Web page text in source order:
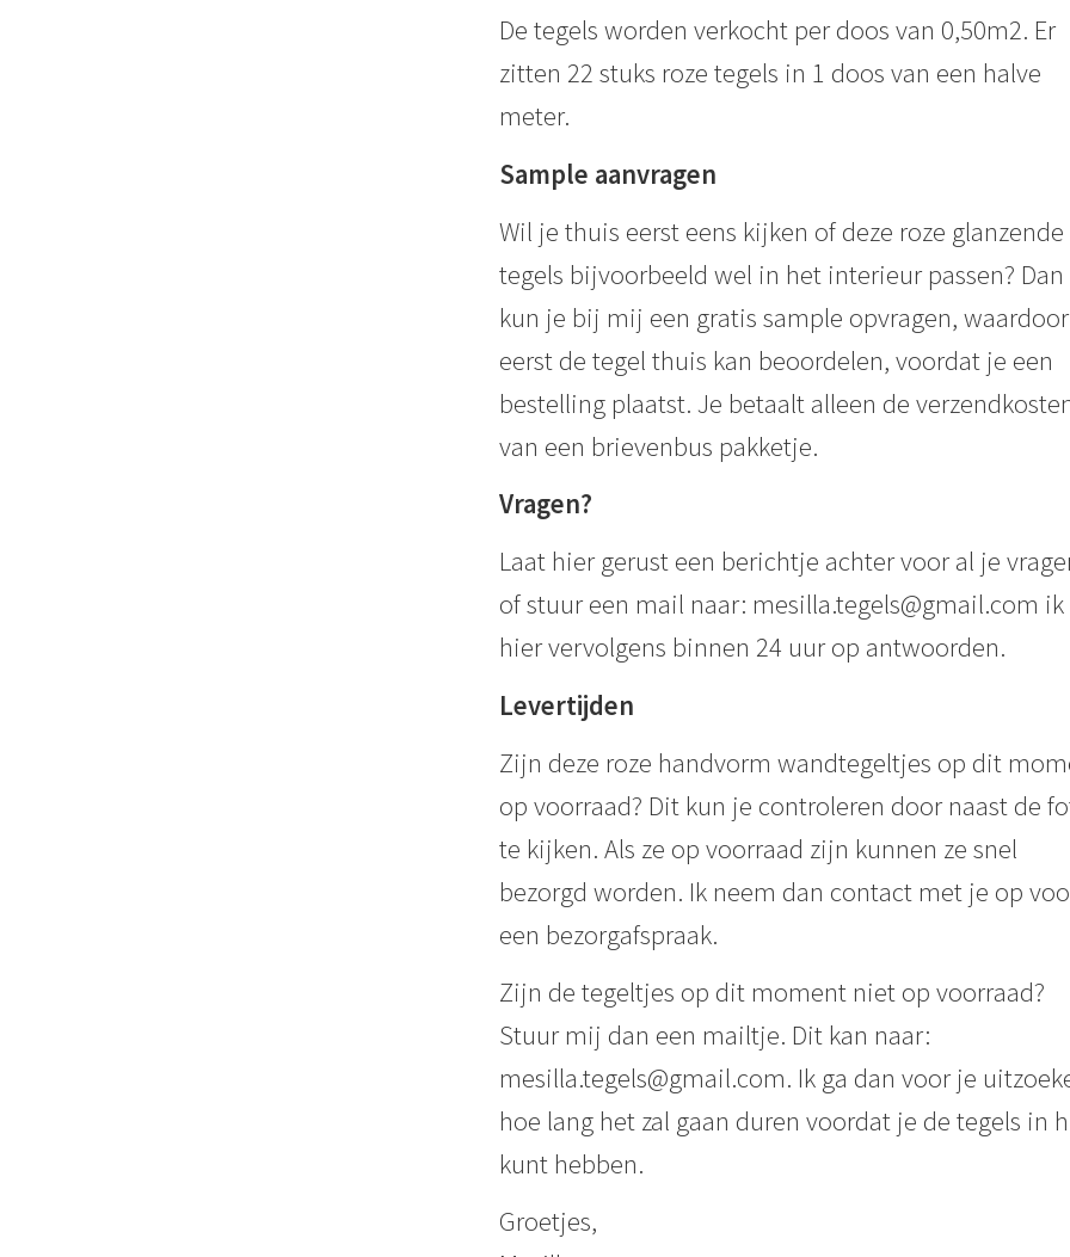
De tegels worden verkocht per doos van 0,50m2. Er
zitten 22 stuks roze tegels in 1 doos van een halve
meter.
Sample aanvragen
Wil je thuis eerst eens kijken of deze roze glanzende
tegels bijvoorbeeld wel in het interieur passen? Dan
kun je bij mij een gratis sample opvragen,
eerst de tegel thuis kan beoordelen, voordat je een
bestelling plaatst. Je betaalt alleen de
van een brievenbus pakketje.
Vragen?
Laat hier gerust een berichtje achter voor al je
of stuur een mail naar: mesilla.tegels@gmail.com ik
hier vervolgens binnen 24 uur op antwoorden.
Levertijden
Zijn deze roze handvorm wandtegeltjes op dit
op voorraad? Dit kun je controleren door naast de
te kijken. Als ze op voorraad zijn kunnen ze snel
bezorgd worden. Ik neem dan contact met je op
een bezorgafspraak.
Zijn de tegeltjes op dit moment niet op voorraad?
Stuur mij dan een mailtje. Dit kan naar:
mesilla.tegels@gmail.com. Ik ga dan voor je
hoe lang het zal gaan duren voordat je de tegels in
kunt hebben.
Groetjes,